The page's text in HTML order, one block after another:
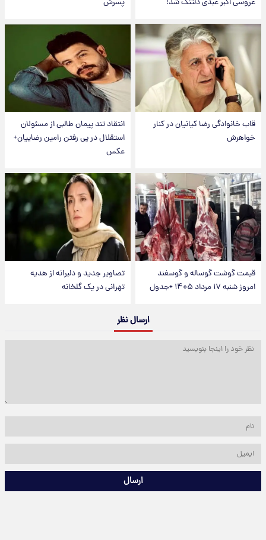
قاب خانوادگی رضا کیانیان در کنار
خواهرش
انتقاد تند پیمان طالبی از مسئولان
استقلال در پی رفتن رامین رضاییان+
عکس
قیمت گوشت گوساله و گوسفند
امروز شنبه ۱۷ مرداد ۱۴۰۵ +جدول
تصاویر جدید و دلبرانه از هدیه
تهرانی در یک گلخانه
ارسال نظر
ارسال